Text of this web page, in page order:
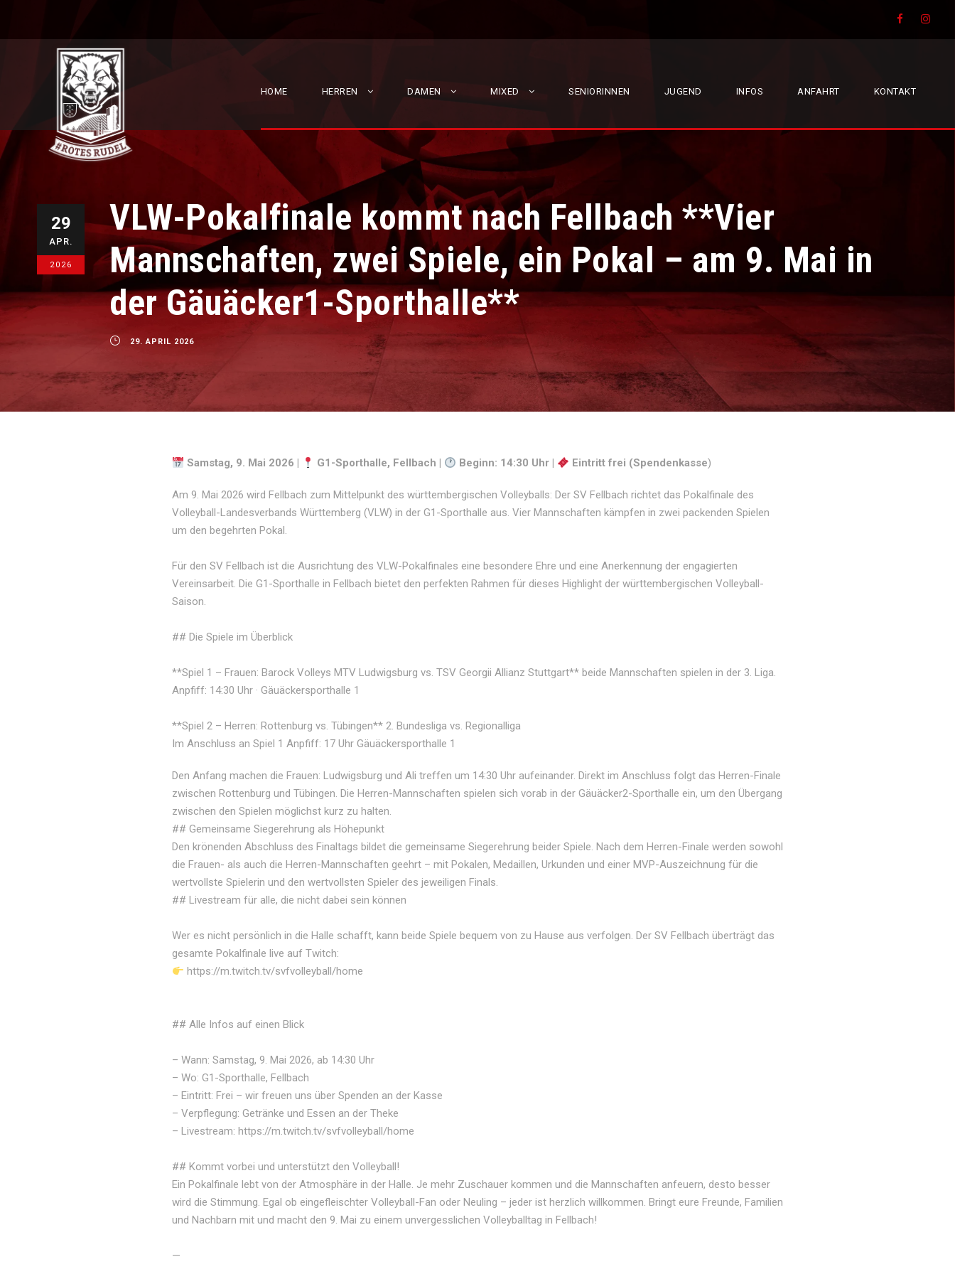
HOME HERREN DAMEN MIXED SENIORINNEN JUGEND INFOS ANFAHRT KONTAKT
29
APR.
2026
VLW-Pokalfinale kommt nach Fellbach **Vier
Mannschaften, zwei Spiele, ein Pokal – am 9. Mai in
der Gäuäcker1-Sporthalle**
29. APRIL 2026
Samstag, 9. Mai 2026 | G1-Sporthalle, Fellbach | Beginn: 14:30 Uhr | Eintritt frei (Spendenkasse)
Am 9. Mai 2026 wird Fellbach zum Mittelpunkt des württembergischen Volleyballs: Der SV Fellbach richtet das Pokalfinale des
Volleyball-Landesverbands Württemberg (VLW) in der G1-Sporthalle aus. Vier Mannschaften kämpfen in zwei packenden Spielen
um den begehrten Pokal.
Für den SV Fellbach ist die Ausrichtung des VLW-Pokalfinales eine besondere Ehre und eine Anerkennung der engagierten
Vereinsarbeit. Die G1-Sporthalle in Fellbach bietet den perfekten Rahmen für dieses Highlight der württembergischen Volleyball-
Saison.
## Die Spiele im Überblick
**Spiel 1 – Frauen: Barock Volleys MTV Ludwigsburg vs. TSV Georgii Allianz Stuttgart** beide Mannschaften spielen in der 3. Liga.
Anpfiff: 14:30 Uhr · Gäuäckersporthalle 1
**Spiel 2 – Herren: Rottenburg vs. Tübingen** 2. Bundesliga vs. Regionalliga
Im Anschluss an Spiel 1 Anpfiff: 17 Uhr Gäuäckersporthalle 1
Den Anfang machen die Frauen: Ludwigsburg und Ali treffen um 14:30 Uhr aufeinander. Direkt im Anschluss folgt das Herren-Finale
zwischen Rottenburg und Tübingen. Die Herren-Mannschaften spielen sich vorab in der Gäuäcker2-Sporthalle ein, um den Übergang
zwischen den Spielen möglichst kurz zu halten.
## Gemeinsame Siegerehrung als Höhepunkt
Den krönenden Abschluss des Finaltags bildet die gemeinsame Siegerehrung beider Spiele. Nach dem Herren-Finale werden sowohl
die Frauen- als auch die Herren-Mannschaften geehrt – mit Pokalen, Medaillen, Urkunden und einer MVP-Auszeichnung für die
wertvollste Spielerin und den wertvollsten Spieler des jeweiligen Finals.
## Livestream für alle, die nicht dabei sein können
Wer es nicht persönlich in die Halle schafft, kann beide Spiele bequem von zu Hause aus verfolgen. Der SV Fellbach überträgt das
gesamte Pokalfinale live auf Twitch:
https://m.twitch.tv/svfvolleyball/home
## Alle Infos auf einen Blick
– Wann: Samstag, 9. Mai 2026, ab 14:30 Uhr
– Wo: G1-Sporthalle, Fellbach
– Eintritt: Frei – wir freuen uns über Spenden an der Kasse
– Verpflegung: Getränke und Essen an der Theke
– Livestream: https://m.twitch.tv/svfvolleyball/home
## Kommt vorbei und unterstützt den Volleyball!
Ein Pokalfinale lebt von der Atmosphäre in der Halle. Je mehr Zuschauer kommen und die Mannschaften anfeuern, desto besser
wird die Stimmung. Egal ob eingefleischter Volleyball-Fan oder Neuling – jeder ist herzlich willkommen. Bringt eure Freunde, Familien
und Nachbarn mit und macht den 9. Mai zu einem unvergesslichen Volleyballtag in Fellbach!
—